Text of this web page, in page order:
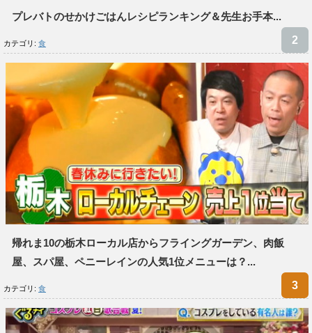
プレバトのせかけごはんレシピランキング＆先生お手本...
カテゴリ: 食
帰れま10の栃木ローカル店からフライングガーデン、肉飯
屋、スパ屋、ペニーレインの人気1位メニューは？...
カテゴリ: 食